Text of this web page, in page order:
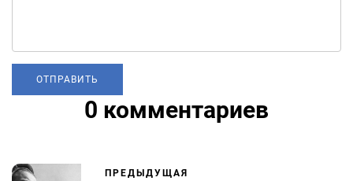
0 комментариев
ПРЕДЫДУЩАЯ